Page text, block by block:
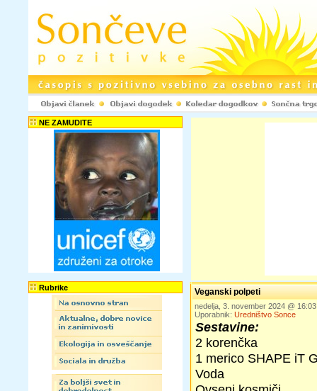
NE ZAMUDITE
Rubrike Veganski polpeti
nedelja, 3. november 2024 @
Uporabnik: Uredništvo Sonce
Sestavine:
2 korenčka
1 merico SHAPE iT
Voda